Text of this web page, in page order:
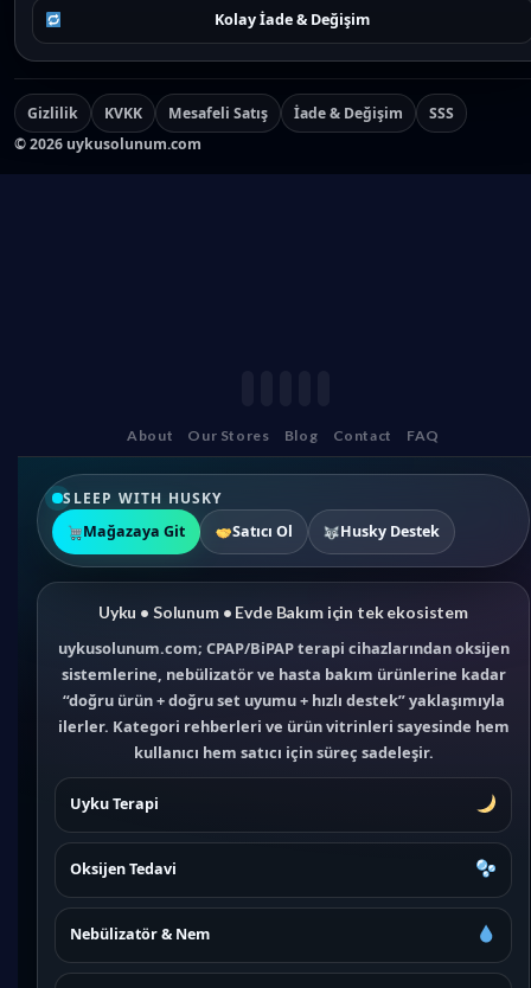
Kolay İade & Değişim
Gizlilik KVKK Mesafeli Satış İade & Değişim
SSS
©2026 uykusolunum.com
About Our Stores Blog Contact FAQ
SLEEP WITH HUSKY
Mağazaya Git
Satıcı Ol Husky Destek
Uyku • Solunum • Evde Bakım için tek ekosistem
uykusolunum.com; CPAP/BiPAP terapi cihazlarından oksijen
sistemlerine, nebülizatör ve hasta bakım ürünlerine kadar
“doğru ürün + doğru set uyumu + hızlı destek” yaklaşımıyla
ilerler. Kategori rehberleri ve ürün vitrinleri sayesinde hem
kullanıcı hem satıcı için süreç sadeleşir.
Uyku Terapi
Oksijen Tedavi
Nebülizatör & Nem